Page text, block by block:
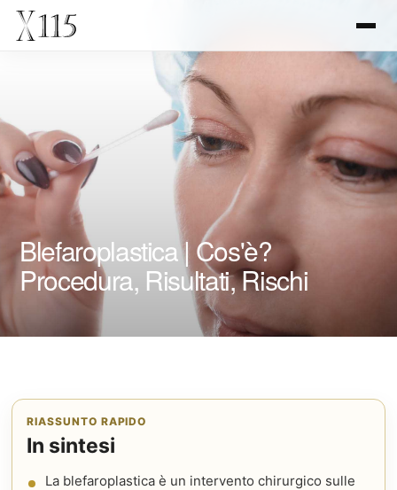
Blefaroplastica | Cos'è?
Procedura, Risultati, Rischi
RIASSUNTO RAPIDO
In sintesi
La blefaroplastica è un intervento chirurgico sulle